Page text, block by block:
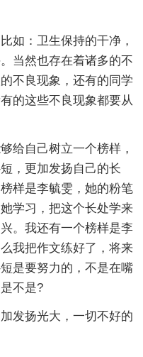
如：卫生保持的干净，
当然也存在着诸多的不
不良现象，还有的同学
的这些不良现象都要从
给自己树立一个榜样，
，更加发扬自己的长
样是李毓雯，她的粉笔
学习，把这个长处学来
。我还有一个榜样是李
我把作文练好了，将来
是要努力的，不是在嘴
不是?
发扬光大，一切不好的